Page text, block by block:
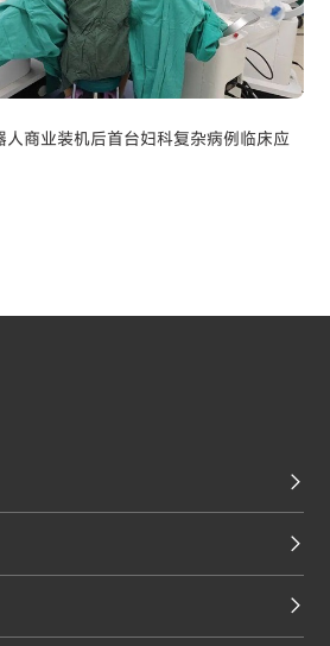
商业装机后首台妇科复杂病例临床应